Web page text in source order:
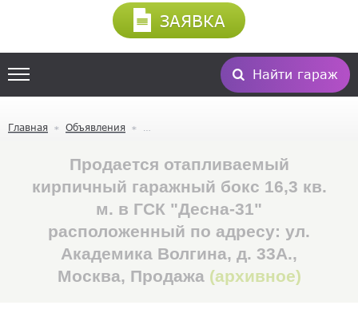
Найти гараж
ЗАЯВКА
Главная Объявления
Продается отапливаемый
кирпичный гаражный бокс 16,3 кв.
м. в ГСК "Десна-31"
расположенный по адресу: ул.
Академика Волгина, д. 33А.,
Москва, Продажа (архивное)